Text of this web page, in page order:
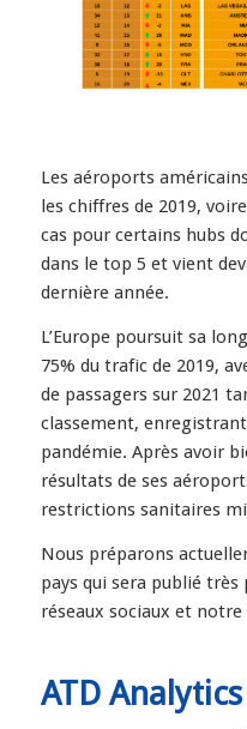
Les aéroports
les chiffres de 2019,
cas pour certains hubs
dans le top 5 et vient
dernière année.
L’Europe poursuit sa
75% du trafic de 2019,
de passagers sur 2021
classement,
pandémie. Après avoir
résultats de ses
restrictions sanitaires
Nous préparons
pays qui sera publié
réseaux sociaux et
ATD Analytics